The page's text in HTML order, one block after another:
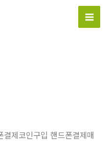
Main
제코인구입 핸드폰결제매